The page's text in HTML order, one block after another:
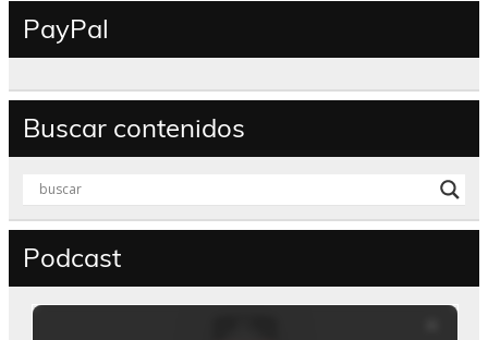
PayPal
Buscar contenidos
Podcast